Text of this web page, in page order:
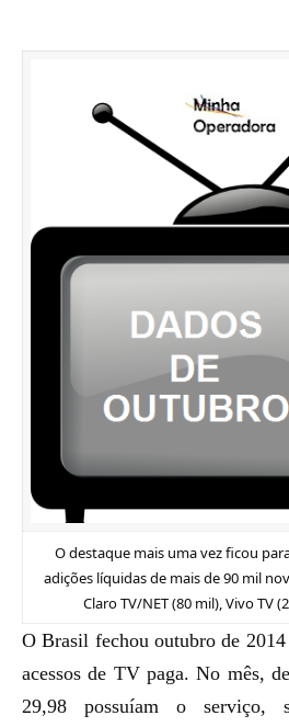
O destaque mais uma vez ficou
adições líquidas de mais de 90 mil
Claro TV/NET (80 mil), Vivo TV
O Brasil fechou outubro de
acessos de TV paga. No mês,
29,98 possuíam o serviço,